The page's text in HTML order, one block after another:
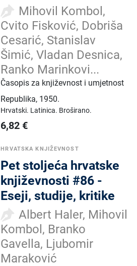
Mihovil Kombol,
Cvito Fisković, Dobriša
Cesarić, Stanislav
Šimić, Vladan Desnica,
Ranko Marinkovi...
Časopis za književnost i umjetnost
Republika, 1950.
Hrvatski. Latinica. Broširano.
6,82 €
HRVATSKA KNJIŽEVNOST
Pet stoljeća hrvatske
književnosti #86 -
Eseji, studije, kritike
Albert Haler, Mihovil
Kombol, Branko
Gavella, Ljubomir
Maraković